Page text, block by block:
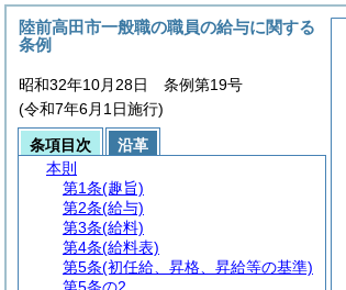
陸前高田市一般職の職員の給与に関する
条例
昭和32年10月28日 条例第19号
(令和7年6月1日施行)
条項目次
沿革
本則
第1条(趣旨)
第2条(給与)
第3条(給料)
第4条(給料表)
第5条(初任給、昇格、昇給等の基準)